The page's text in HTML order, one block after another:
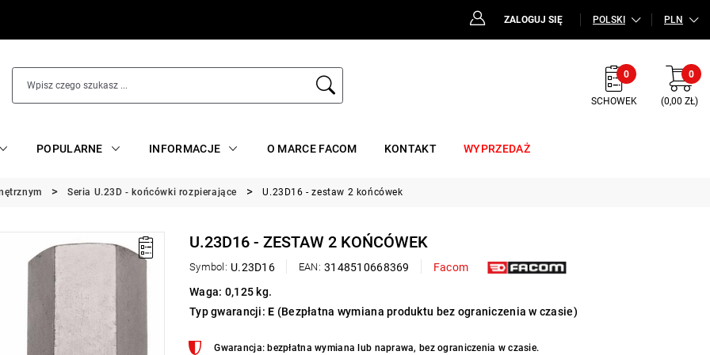
ZALOGUJ SIĘ POLSKI PLN
0
SCHOWEK
0
(0,00 ZŁ)
POPULARNE INFORMACJE O MARCE FACOM KONTAKT WYPRZEDAŻ
Seria U.23D - końcówki rozpierające U.23D16 - zestaw 2 końcówek
U.23D16 - ZESTAW 2 KOŃCÓWEK
Symbol: U.23D16 EAN: 3148510668369
Facom
Waga: 0,125 kg.
Typ gwarancji:E (Bezpłatna wymiana produktu bez ograniczenia w czasie)
Gwarancja: bezpłatna wymiana lub naprawa, bez ograniczenia w czasie.